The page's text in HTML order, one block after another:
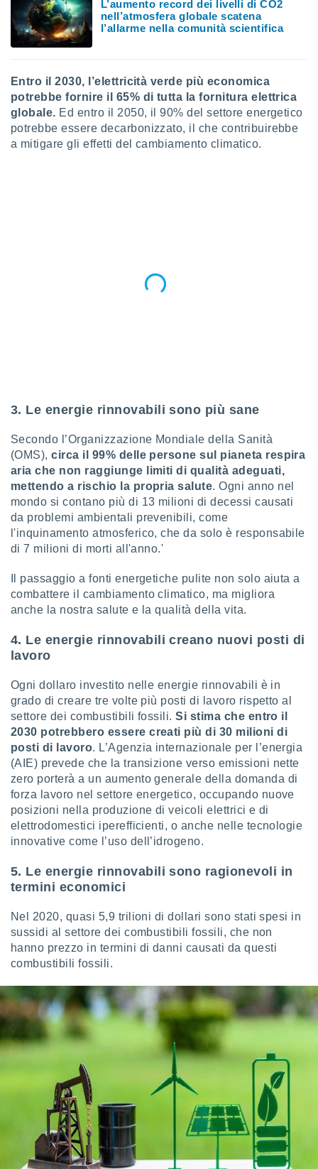
L’aumento record dei livelli di CO2
nell’atmosfera globale scatena
l’allarme nella comunità scientifica
Entro il 2030, l’elettricità verde più economica
potrebbe fornire il 65% di tutta la fornitura elettrica
globale. Ed entro il 2050, il 90% del settore energetico
potrebbe essere decarbonizzato, il che contribuirebbe
a mitigare gli effetti del cambiamento climatico.
3. Le energie rinnovabili sono più sane
Secondo l’Organizzazione Mondiale della Sanità
(OMS),circa il 99% delle persone sul pianeta respira
aria che non raggiunge limiti di qualità adeguati,
mettendo a rischio la propria salute. Ogni anno nel
mondo si contano più di 13 milioni di decessi causati
da problemi ambientali prevenibili, come
l'inquinamento atmosferico, che da solo è responsabile
di 7 milioni di morti all'anno.'
Il passaggio a fonti energetiche pulite non solo aiuta a
combattere il cambiamento climatico, ma migliora
anche la nostra salute e la qualità della vita.
4. Le energie rinnovabili creano nuovi posti di
lavoro
Ogni dollaro investito nelle energie rinnovabili è in
grado di creare tre volte più posti di lavoro rispetto al
settore dei combustibili fossili.Si stima che entro il
2030 potrebbero essere creati più di 30 milioni di
posti di lavoro. L’Agenzia internazionale per l’energia
(AIE) prevede che la transizione verso emissioni nette
zero porterà a un aumento generale della domanda di
forza lavoro nel settore energetico, occupando nuove
posizioni nella produzione di veicoli elettrici e di
elettrodomestici iperefficienti, o anche nelle tecnologie
innovative come l’uso dell’idrogeno.
5. Le energie rinnovabili sono ragionevoli in
termini economici
Nel 2020, quasi 5,9 trilioni di dollari sono stati spesi in
sussidi al settore dei combustibili fossili, che non
hanno prezzo in termini di danni causati da questi
combustibili fossili.